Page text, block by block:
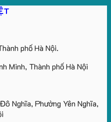
Công
Ty
Lữ
lớn
logo
Trung
số
lượng
lớn
theo
bông
giấy
in
logo
phố Hà Nội.
Minh, Thành phố Hà Nội
Nghĩa, Phường Yên Nghĩa,